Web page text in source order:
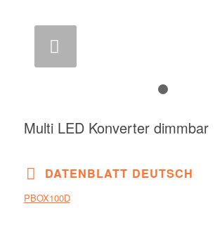
Multi LED Konverter dimmbar
DATENBLATT DEUTSCH
PBOX100D